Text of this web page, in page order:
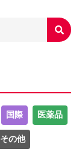

国際 医薬品
その他